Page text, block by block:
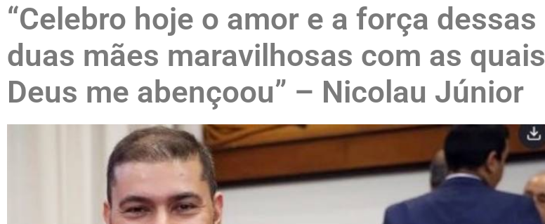
“Celebro hoje o amor e a força dessas
duas mães maravilhosas com as quais
Deus me abençoou” – Nicolau Júnior